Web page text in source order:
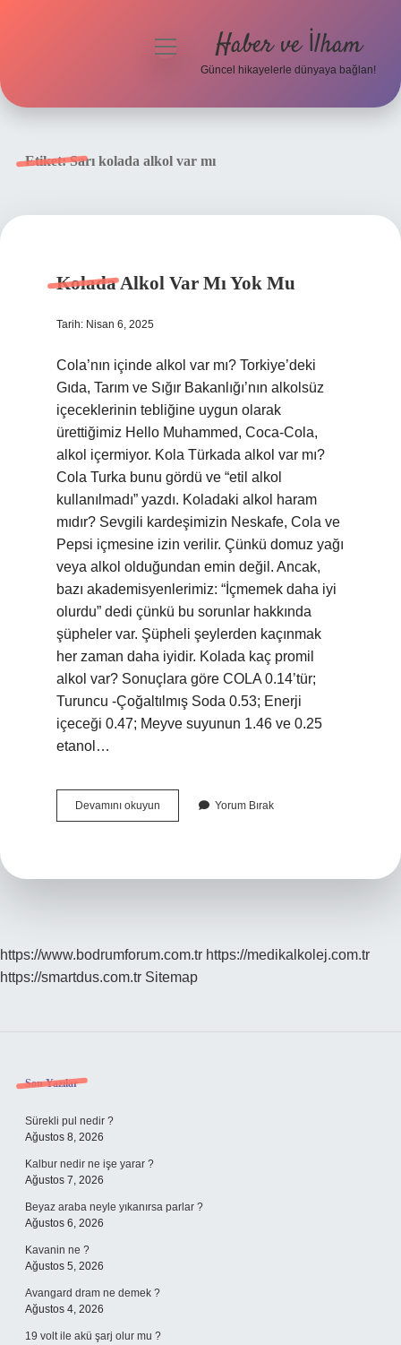
menüyü
Haber ve İlham
Güncel hikayelerle dünyaya bağlan!
Etiket:Sarı kolada alkol var mı
Kolada Alkol Var Mı Yok Mu
Tarih: Nisan 6, 2025
Cola’nın içinde alkol var mı? Torkiye’deki
Gıda, Tarım ve Sığır Bakanlığı’nın alkolsüz
içeceklerinin tebliğine uygun olarak
ürettiğimiz Hello Muhammed, Coca-Cola,
alkol içermiyor. Kola Türkada alkol var mı?
Cola Turka bunu gördü ve “etil alkol
kullanılmadı” yazdı. Koladaki alkol haram
mıdır? Sevgili kardeşimizin Neskafe, Cola ve
Pepsi içmesine izin verilir. Çünkü domuz yağı
veya alkol olduğundan emin değil. Ancak,
bazı akademisyenlerimiz: “İçmemek daha iyi
olurdu” dedi çünkü bu sorunlar hakkında
şüpheler var. Şüpheli şeylerden kaçınmak
her zaman daha iyidir. Kolada kaç promil
alkol var? Sonuçlara göre COLA 0.14’tür;
Turuncu -Çoğaltılmış Soda 0.53; Enerji
içeceği 0.47; Meyve suyunun 1.46 ve 0.25
etanol…
Devamını okuyun
Alkol
Yorum Bırak
https://www.bodrumforum.com.tr https://medikalkolej.com.tr
https://smartdus.com.tr Sitemap
Sidebar
Son Yazılar
Sürekli pul nedir ?
Ağustos 8, 2026
Kalbur nedir ne işe yarar ?
Ağustos 7, 2026
Beyaz araba neyle yıkanırsa parlar ?
Ağustos 6, 2026
Kavanin ne ?
Ağustos 5, 2026
Avangard dram ne demek ?
Ağustos 4, 2026
19 volt ile akü şarj olur mu ?